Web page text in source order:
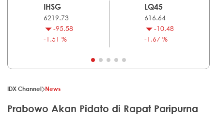
IHSG
6219.73
-95.58
-1.51 %
LQ45
616.64
-10.48
-1.67 %
IDX Channel News
Prabowo Akan Pidato di Rapat Paripurna